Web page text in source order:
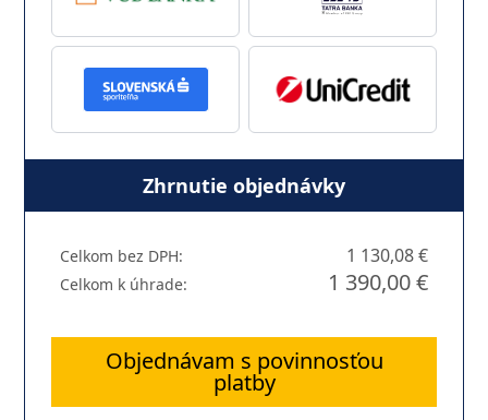
Zhrnutie objednávky
Celkom bez DPH: 1 130,08 €
Celkom k úhrade: 1 390,00 €
Objednávam s povinnosťou
platby